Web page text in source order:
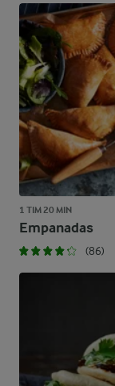
1 TIM 20 MIN
Empanadas
(86)